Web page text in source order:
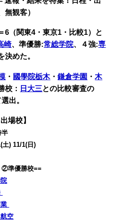
無観客）
6（関東4・東京1・比較1）と
崎、準優勝:常総学院、４強:専
決めた。
・ 國學院栃木・鎌倉学園 ・木
校： 日大三との比較審査の
出。
場校】
半
土) 11/1(日)
②準優勝校==
空